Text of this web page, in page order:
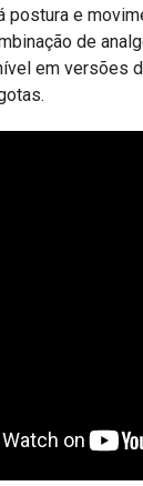
postura e
de
em versões